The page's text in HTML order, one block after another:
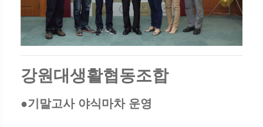
강원대생활협동조합
●기말고사 야식마차 운영